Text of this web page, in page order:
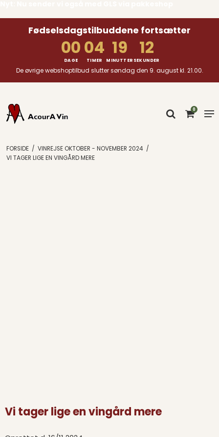
Fødselsdagstilbuddene fortsætter
00
DAGE
04
TIMER
19
MINUTTER
11
SEKUNDER
De øvrige webshoptilbud slutter søndag den 9. august kl. 21.00.
0
FORSIDE / VINREJSE OKTOBER - NOVEMBER 2024 /
VI TAGER LIGE EN VINGÅRD MERE
Vi tager lige en vingård mere